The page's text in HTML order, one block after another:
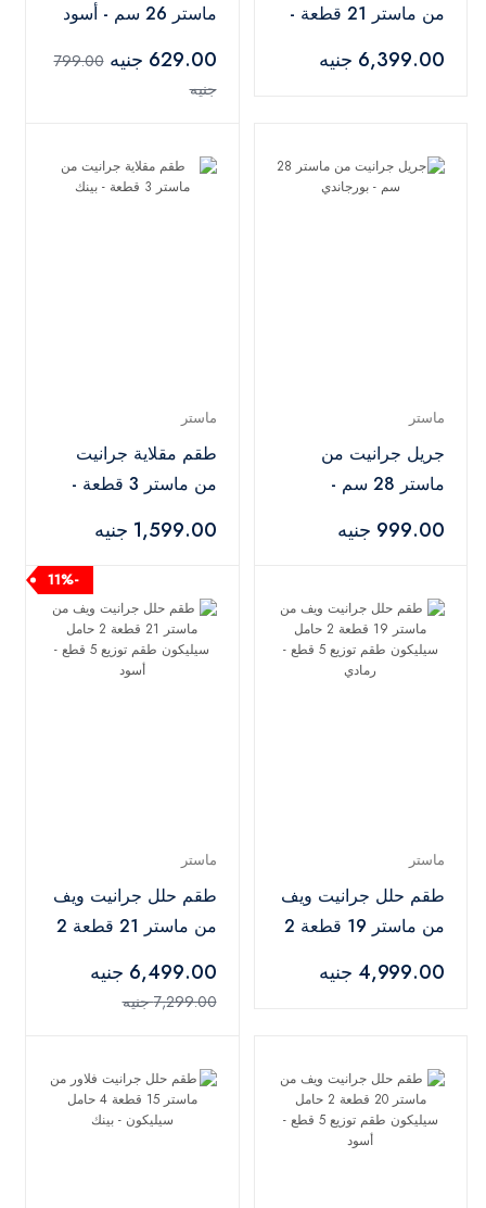
من ماستر 21 قطعة -
6,399.00 جنيه
ماستر 26 سم - أسود
629.00 جنيه
799.00
جنيه
ماستر
جريل جرانيت من
ماستر 28 سم -
999.00 جنيه
ماستر
طقم مقلاية جرانيت
من ماستر 3 قطعة -
1,599.00 جنيه
ماستر
طقم حلل جرانيت ويف
من ماستر 19 قطعة 2
توزيع 5 قطع - رمادي
4,999.00 جنيه
-11%
ماستر
طقم حلل جرانيت ويف
من ماستر 21 قطعة 2
توزيع 5 قطع - أسود
6,499.00 جنيه
7,299.00 جنيه